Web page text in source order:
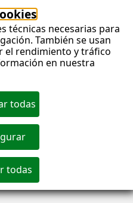
técnicas necesarias para
También se usan
el rendimiento y tráfico
en nuestra